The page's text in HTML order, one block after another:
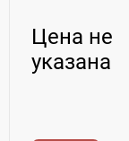
Цена не
указана